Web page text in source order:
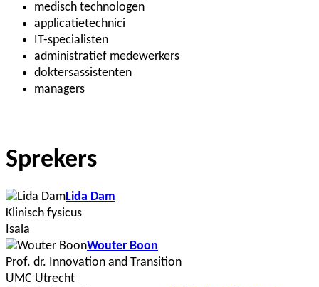
medisch technologen
applicatietechnici
IT-specialisten
administratief medewerkers
doktersassistenten
managers
Sprekers
Lida Dam
Klinisch fysicus
Isala
Wouter Boon
Prof. dr. Innovation and Transition
UMC Utrecht